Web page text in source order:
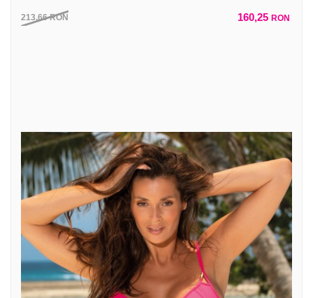
213,66RON 160,25 RON